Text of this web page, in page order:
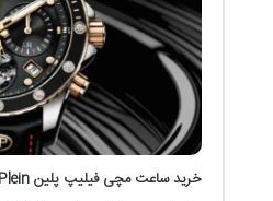
خرید ساعت مچی فیلیپ پلین Philipp Plein | لوکس و اورجینال